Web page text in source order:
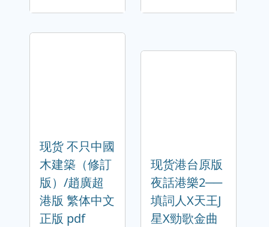
现货 不只中國
木建築（修訂
版）/趙廣超
港版 繁体中文
正版 pdf
现货港台原版
夜話港樂2──
填詞人X天王J
星X勁歌金曲